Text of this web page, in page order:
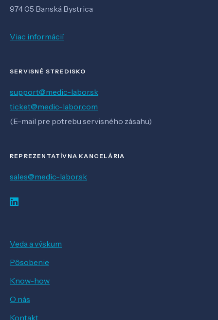
974 05 Banská Bystrica
Viac informácií
SERVISNÉ STREDISKO
support@medic-labor.sk
ticket@medic-labor.com
(E-mail pre potrebu servisného zásahu)
REPREZENTATÍVNA KANCELÁRIA
sales@medic-labor.sk
Veda a výskum
Pôsobenie
Know-how
O nás
Kontakt